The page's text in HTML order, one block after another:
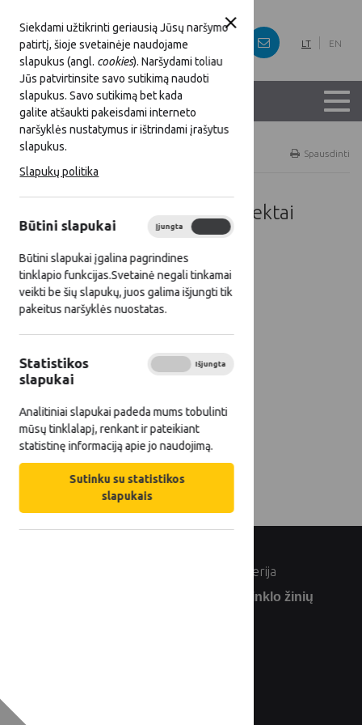
Siekdami užtikrinti geriausią Jūsų naršymo
patirtį, šioje svetainėje naudojame
slapukus (angl. cookies). Naršydami toliau
Jūs patvirtinsite savo sutikimą naudoti
slapukus. Savo sutikimą bet kada
galite atšaukti pakeisdami interneto
naršyklės nustatymus ir ištrindami įrašytus
slapukus.
Slapukų politika
Būtini slapukai Įjungta
Būtini slapukai įgalina pagrindines
tinklapio funkcijas.Svetainė negali tinkamai
veikti be šių slapukų, juos galima išjungti tik
pakeitus naršyklės nuostatas.
Statistikos
slapukai
Išjungta
Analitiniai slapukai padeda mums tobulinti
mūsų tinklalapį, renkant ir pateikiant
statistinę informaciją apie jo naudojimą.
Sutinku su statistikos
slapukais
LT EN
Titulinis Spausdinti
Renginių komunikacijos projektai
© Lietuvos Respublikos žemės ūkio ministerija
Užsiprenumeruokite Lietuvos kaimo tinklo žinių